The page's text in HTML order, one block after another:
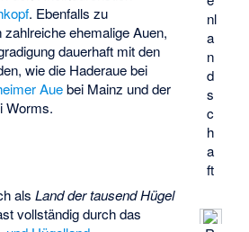
nl
a
n
d
s
c
h
a
ft
. Ebenfalls zu
ehemalige Auen,
dauerhaft mit den
wie die Haderaue bei
Auebei Mainz und der
Worms.
alsLand der tausend Hügel
vollständig durch das